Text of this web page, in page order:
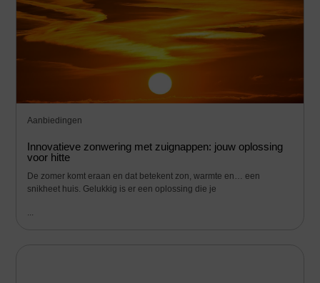
Aanbiedingen
Innovatieve zonwering met zuignappen: jouw oplossing
voor hitte
De zomer komt eraan en dat betekent zon, warmte en… een
snikheet huis. Gelukkig is er een oplossing die je